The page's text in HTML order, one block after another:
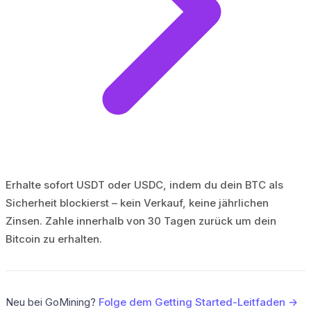
Erhalte sofort USDT oder USDC, indem du dein BTC als
Sicherheit blockierst – kein Verkauf, keine jährlichen
Zinsen. Zahle innerhalb von 30 Tagen zurück um dein
Bitcoin zu erhalten.
Neu bei GoMining? Folge dem Getting Started-Leitfaden →